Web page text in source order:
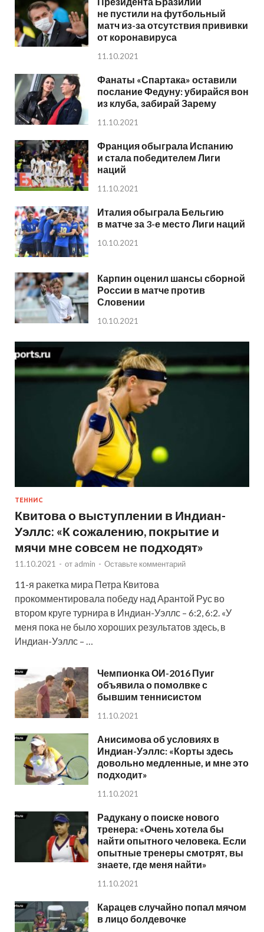
не пустили на футбольный
матч из-за отсутствия прививки
от коронавируса
11.10.2021
Фанаты «Спартака» оставили
послание Федуну: убирайся вон
из клуба, забирай Зарему
11.10.2021
Франция обыграла Испанию
и стала победителем Лиги
наций
11.10.2021
Италия обыграла Бельгию
в матче за 3-е место Лиги наций
10.10.2021
Карпин оценил шансы сборной
России в матче против
Словении
10.10.2021
ТЕННИС
Квитова о выступлении в Индиан-
Уэллс: «К сожалению, покрытие и
мячи мне совсем не подходят»
11.10.2021 - от admin - Оставьте комментарий
11-я ракетка мира Петра Квитова
прокомментировала победу над Арантой Рус во
втором круге турнира в Индиан-Уэллс – 6:2, 6:2. «У
меня пока не было хороших результатов здесь, в
Индиан-Уэллс – …
Чемпионка ОИ-2016 Пуиг
объявила о помолвке с
бывшим теннисистом
11.10.2021
Анисимова об условиях в
Индиан-Уэллс: «Корты здесь
довольно медленные, и мне это
подходит»
11.10.2021
Радукану о поиске нового
тренера: «Очень хотела бы
найти опытного человека. Если
опытные тренеры смотрят, вы
знаете, где меня найти»
11.10.2021
Карацев случайно попал мячом
в лицо болдевочке